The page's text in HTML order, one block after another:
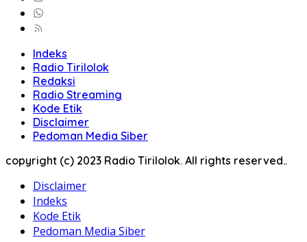
Indeks
Radio Tirilolok
Redaksi
Radio Streaming
Kode Etik
Disclaimer
Pedoman Media Siber
copyright (c) 2023 Radio Tirilolok. All rights reserved..
Disclaimer
Indeks
Kode Etik
Pedoman Media Siber